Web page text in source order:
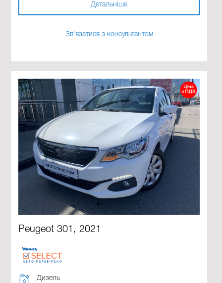
Детальніше
Зв'язатися з консультантом
Peugeot 301, 2021
Дизель